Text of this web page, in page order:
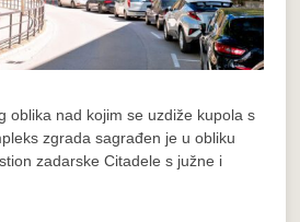
oblika nad kojim se uzdiže kupola s
zgrada sagrađen je u obliku
zadarske Citadele s južne i